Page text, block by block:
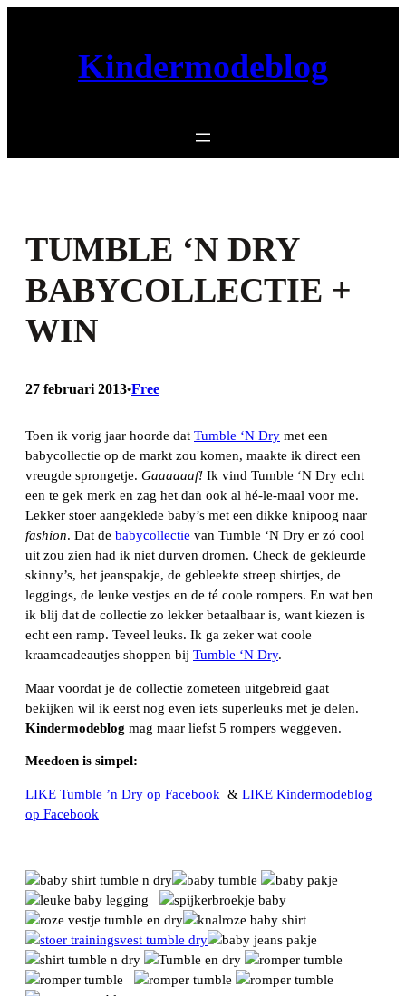
Kindermodeblog
TUMBLE ‘N DRY
BABYCOLLECTIE +
WIN
27 februari 2013•Free
Toen ik vorig jaar hoorde dat Tumble ‘N Dry met een
babycollectie op de markt zou komen, maakte ik direct een
vreugde sprongetje. Gaaaaaaf! Ik vind Tumble ‘N Dry echt
een te gek merk en zag het dan ook al hé-le-maal voor me.
Lekker stoer aangeklede baby’s met een dikke knipoog naar
fashion. Dat de babycollectie van Tumble ‘N Dry er zó cool
uit zou zien had ik niet durven dromen. Check de gekleurde
skinny’s, het jeanspakje, de gebleekte streep shirtjes, de
leggings, de leuke vestjes en de té coole rompers. En wat ben
ik blij dat de collectie zo lekker betaalbaar is, want kiezen is
echt een ramp. Teveel leuks. Ik ga zeker wat coole
kraamcadeautjes shoppen bij Tumble ‘N Dry.
Maar voordat je de collectie zometeen uitgebreid gaat
bekijken wil ik eerst nog even iets superleuks met je delen.
Kindermodeblog mag maar liefst 5 rompers weggeven.
Meedoen is simpel:
LIKE Tumble ’n Dry op Facebook & LIKE Kindermodeblog
op Facebook